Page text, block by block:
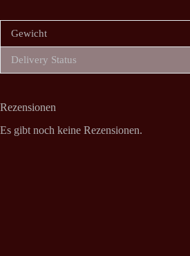
Gewicht
Delivery Status
Rezensionen
Es gibt noch keine Rezensionen.